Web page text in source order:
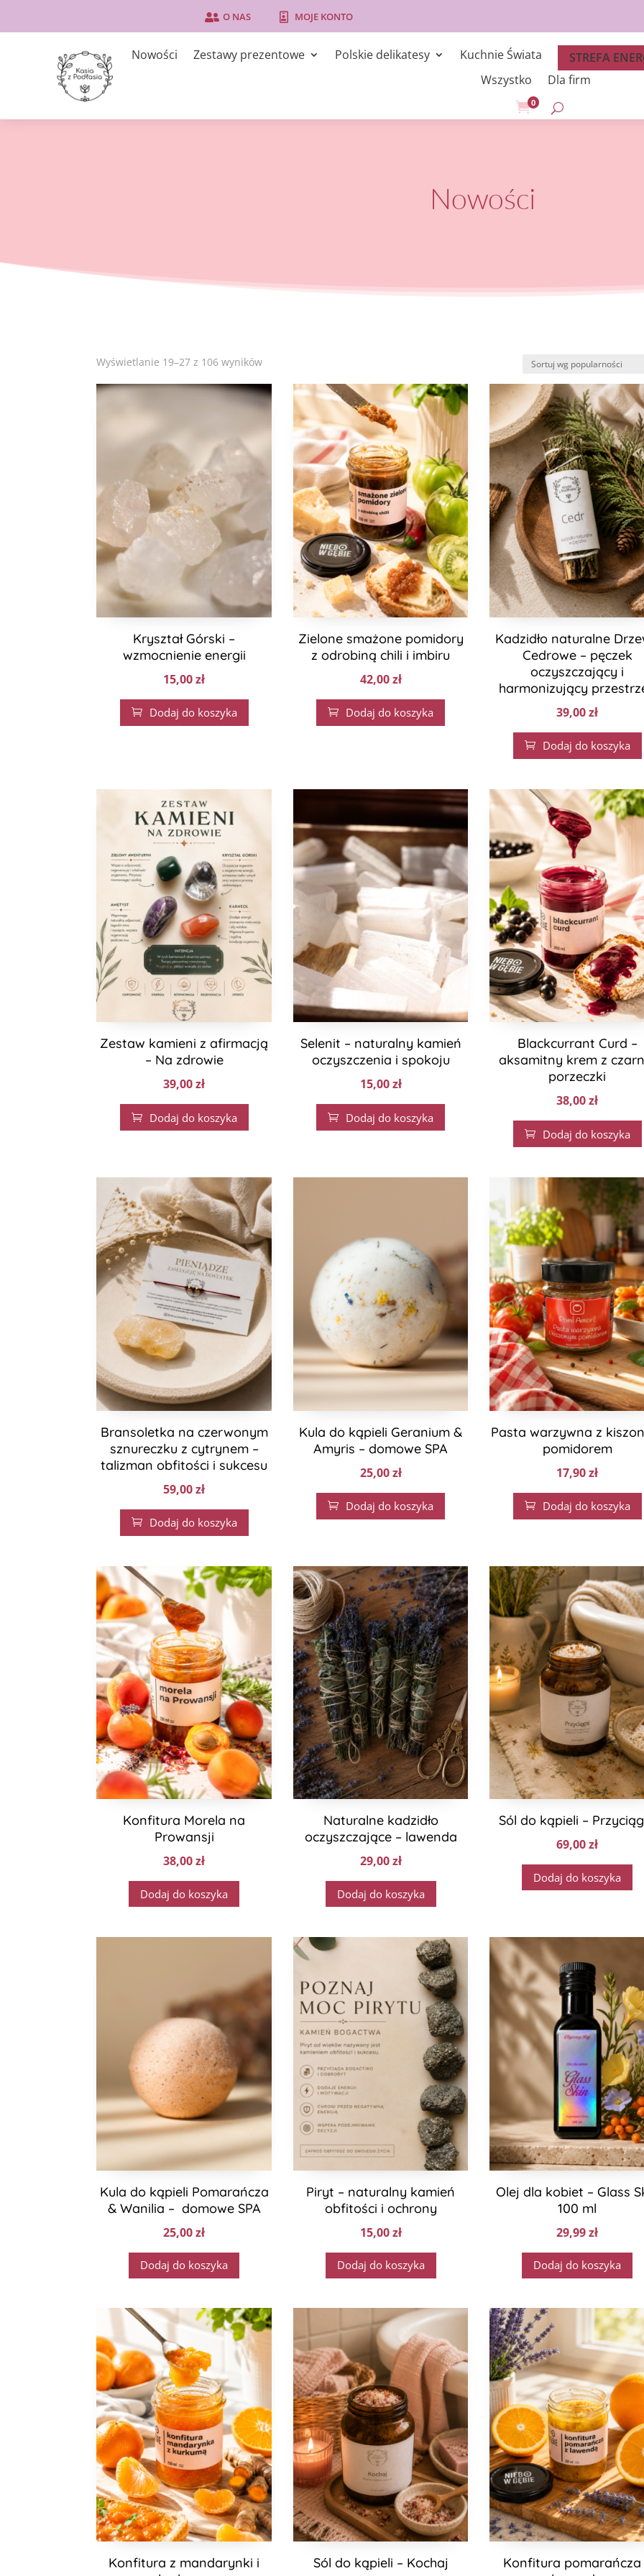
 O NAS  MOJE KONTO
Nowości Zestawy prezentowe Polskie delikatesy Kuchnie Świata
STREFA
Wszystko
Dla firm
0
Nowości
Wyświetlanie 19–27 z 106 wynikówPosortowane
popularności
Kryształ Górski –
wzmocnienie energii
15,00zł
 Dodaj do koszyka
Zielone smażone pomidory
z odrobiną chili i imbiru
42,00zł
 Dodaj do koszyka
Kadzidło naturalne
Cedrowe – pęczek
oczyszczający i
harmonizujący
39,00zł
 Dodaj do koszyka
Zestaw kamieni z afirmacją
– Na zdrowie
39,00zł
 Dodaj do koszyka
Selenit – naturalny kamień
oczyszczenia i spokoju
15,00zł
 Dodaj do koszyka
Blackcurrant Curd –
aksamitny krem z
porzeczki
38,00zł
 Dodaj do koszyka
Bransoletka na czerwonym
sznureczku z cytrynem –
talizman obfitości i sukcesu
59,00zł
 Dodaj do koszyka
Kula do kąpieli Geranium &
Amyris – domowe SPA
25,00zł
 Dodaj do koszyka
Pasta warzywna z
pomidorem
17,90zł
 Dodaj do koszyka
Konfitura Morela na
Prowansji
38,00zł
Dodaj do koszyka
Naturalne kadzidło
oczyszczające – lawenda
29,00zł
Dodaj do koszyka
Sól do kąpieli –
69,00zł
Dodaj do koszyka
Kula do kąpieli Pomarańcza
& Wanilia – domowe SPA
25,00zł
Dodaj do koszyka
Piryt – naturalny kamień
obfitości i ochrony
15,00zł
Dodaj do koszyka
Olej dla kobiet – Glass
100 ml
29,99zł
Dodaj do koszyka
Konfitura z mandarynki i
Sól do kąpieli – Kochaj
Konfitura pomarańcza